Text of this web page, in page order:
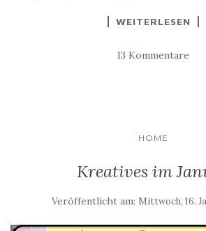
WEITERLESEN
13 Kommentare
HOME
Kreatives im
Veröffentlicht am: Mittwoch, 16.